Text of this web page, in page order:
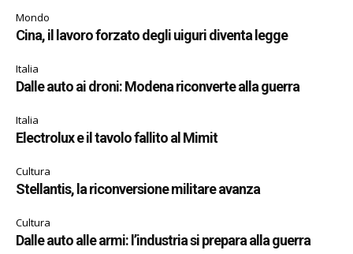
Mondo
Cina, il lavoro forzato degli uiguri diventa legge
Italia
Dalle auto ai droni: Modena riconverte alla guerra
Italia
Electrolux e il tavolo fallito al Mimit
Cultura
Stellantis, la riconversione militare avanza
Cultura
Dalle auto alle armi: l’industria si prepara alla guerra